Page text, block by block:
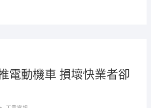
電動機車 損壞快業者卻